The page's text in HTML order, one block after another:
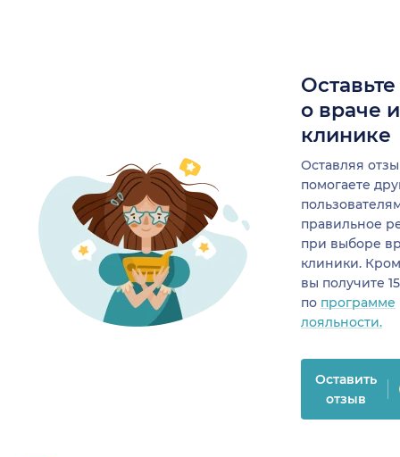
о враче
клинике
Оставляя
помогаете
правильное
при выборе
клиники.
вы получите
по программе
лояльности.
Оставить
отзыв